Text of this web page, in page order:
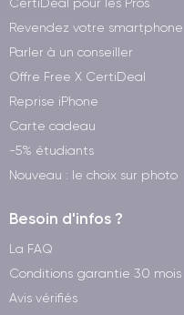
Revendez votre smartphone
Parler à un conseiller
Offre Free X CertiDeal
Reprise iPhone
Carte cadeau
-5% étudiants
Nouveau : le choix sur photo
Besoin d'infos ?
La FAQ
Conditions garantie 30 mois
Avis vérifiés